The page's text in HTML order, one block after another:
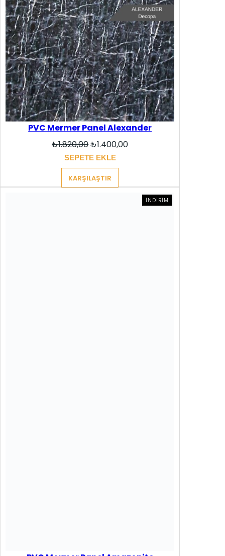
PVC Mermer Panel Alexander
₺1.820,00Orijinal
₺1.820,00.
₺1.400,00Şu
SEPETE EKLE
KARŞILAŞTIR
İNDIRIM
ÜRÜN